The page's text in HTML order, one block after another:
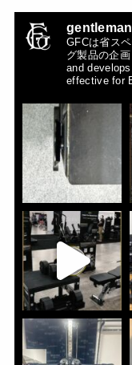
GFCは省ス
グ製品の企
and
effective for